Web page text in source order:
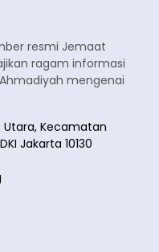
resmi Jemaat
ragam informasi
mengenai
Utara, Kecamatan
Jakarta 10130